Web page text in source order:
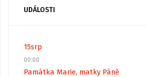
UDÁLOSTI
15srp
00:00
Památka Marie, matky Páně